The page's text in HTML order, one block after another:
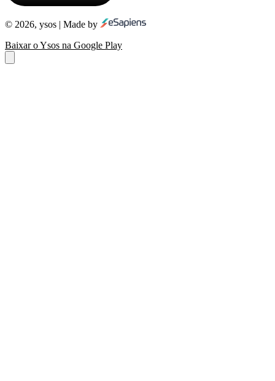
© 2026, ysos | Made by
Baixar o Ysos na Google Play